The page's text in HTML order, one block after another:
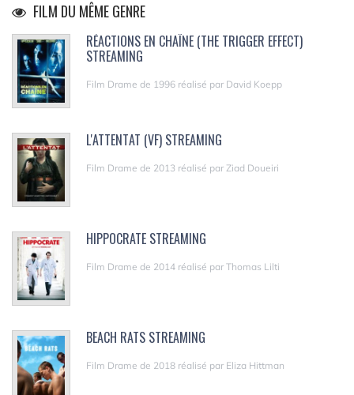
FILM DU MÊME GENRE
RÉACTIONS EN CHAÎNE (THE TRIGGER EFFECT)
STREAMING
Film Drame de 1996 réalisé par David Koepp
L'ATTENTAT (VF) STREAMING
Film Drame de 2013 réalisé par Ziad Doueiri
HIPPOCRATE STREAMING
Film Drame de 2014 réalisé par Thomas Lilti
BEACH RATS STREAMING
Film Drame de 2018 réalisé par Eliza Hittman